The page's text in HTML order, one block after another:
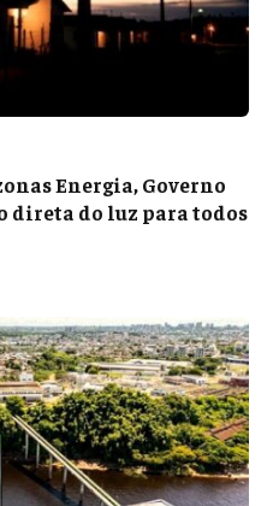
Energia, Governo
direta do luz para todos